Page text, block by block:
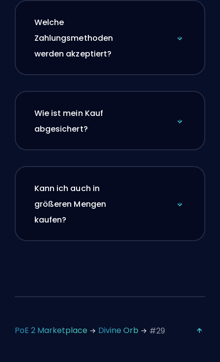
Welche
Zahlungsmethoden
werden akzeptiert?
Wie ist mein Kauf
abgesichert?
Kann ich auch in
größeren Mengen
kaufen?
PoE 2 Marketplace Divine Orb #29